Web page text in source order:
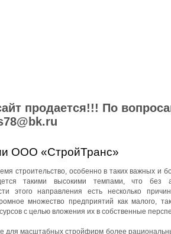
продается!!! По
ООО «СтройТранс»
строительство, особенно в таких важных и
такими высокими темпами, что без
этого направления есть несколько
множество предприятий как малого,
с целью вложения их в собственные
для масштабных стройфирм более